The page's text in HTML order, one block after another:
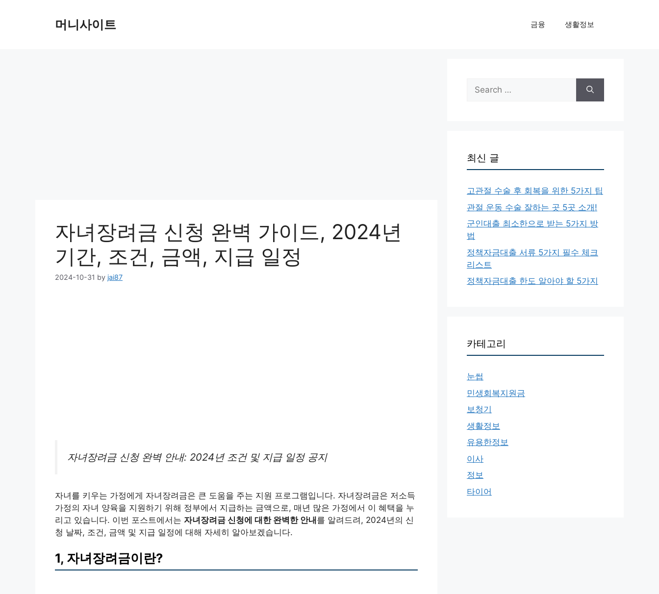
머니사이트 금융 생활정보
자녀장려금 신청 완벽 가이드, 2024년
기간, 조건, 금액, 지급 일정
2024-10-31 by jai87
자녀장려금 신청 완벽 안내: 2024년 조건 및 지급 일정 공지
자녀를 키우는 가정에게 자녀장려금은 큰 도움을 주는 지원 프로그램입니다. 자녀장려금은 저소득
가정의 자녀 양육을 지원하기 위해 정부에서 지급하는 금액으로, 매년 많은 가정에서 이 혜택을 누
리고 있습니다. 이번 포스트에서는 자녀장려금 신청에 대한 완벽한 안내를 알려드려, 2024년의 신
청 날짜, 조건, 금액 및 지급 일정에 대해 자세히 알아보겠습니다.
1, 자녀장려금이란?
Search
for:
최신 글
고관절 수술 후 회복을 위한 5가지 팁
관절 운동 수술 잘하는 곳 5곳 소개!
군인대출 최소한으로 받는 5가지 방
법
정책자금대출 서류 5가지 필수 체크
리스트
정책자금대출 한도 알아야 할 5가지
카테고리
눈썹
민생회복지원금
보청기
생활정보
유용한정보
이사
정보
타이어